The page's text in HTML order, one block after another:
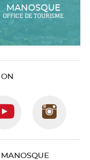
MANOSQUE
OFFICE DE TOURISME
Follow
us
us
MANOSQUE